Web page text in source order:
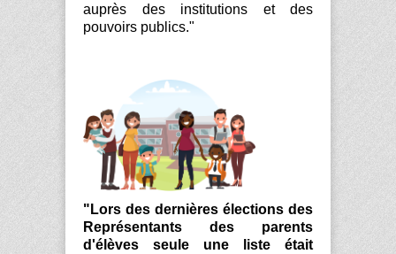
auprès des institutions et des
pouvoirs publics."
"Lors des dernières élections des
Représentants des parents
d'élèves seule une liste était